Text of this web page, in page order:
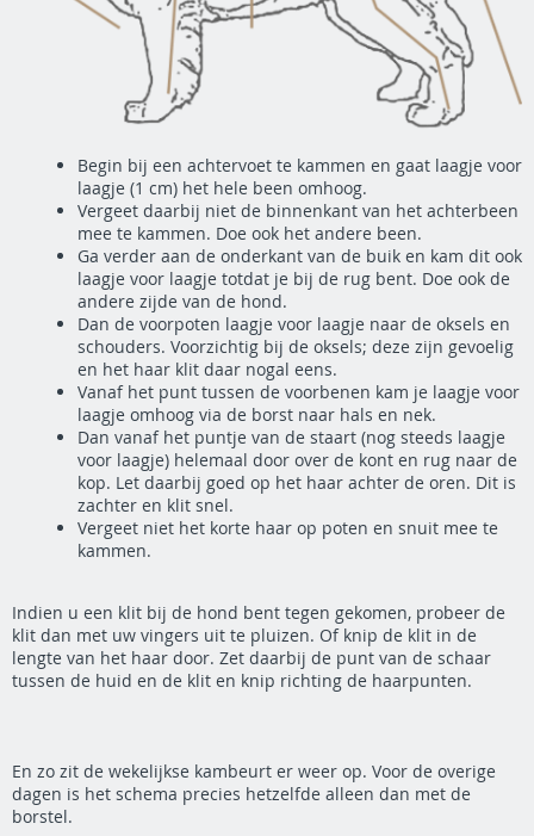
Begin bij een achtervoet te kammen en gaat laagje voor
laagje (1 cm) het hele been omhoog.
Vergeet daarbij niet de binnenkant van het achterbeen
mee te kammen. Doe ook het andere been.
Ga verder aan de onderkant van de buik en kam dit ook
laagje voor laagje totdat je bij de rug bent. Doe ook de
andere zijde van de hond.
Dan de voorpoten laagje voor laagje naar de oksels en
schouders. Voorzichtig bij de oksels; deze zijn gevoelig
en het haar klit daar nogal eens.
Vanaf het punt tussen de voorbenen kam je laagje voor
laagje omhoog via de borst naar hals en nek.
Dan vanaf het puntje van de staart (nog steeds laagje
voor laagje) helemaal door over de kont en rug naar de
kop. Let daarbij goed op het haar achter de oren. Dit is
zachter en klit snel.
Vergeet niet het korte haar op poten en snuit mee te
kammen.
Indien u een klit bij de hond bent tegen gekomen, probeer de
klit dan met uw vingers uit te pluizen. Of knip de klit in de
lengte van het haar door. Zet daarbij de punt van de schaar
tussen de huid en de klit en knip richting de haarpunten.
En zo zit de wekelijkse kambeurt er weer op. Voor de overige
dagen is het schema precies hetzelfde alleen dan met de
borstel.